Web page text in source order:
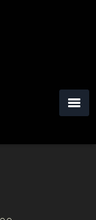
gelieve
020 –